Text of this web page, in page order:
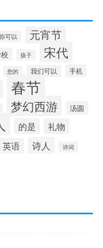
可以 元宵节
孩子 宋代
您的 我们可以 手机
春节
梦幻西游 汤圆
的是 礼物
英语 诗人 诗词